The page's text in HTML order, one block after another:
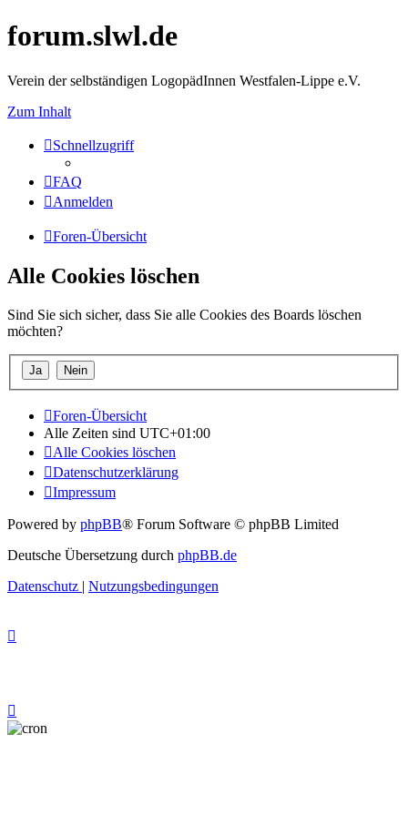
forum.slwl.de
Verein der selbständigen LogopädInnen Westfalen-Lippe e.V.
Zum Inhalt
Schnellzugriff
FAQ
Anmelden
Foren-Übersicht
Alle Cookies löschen
Sind Sie sich sicher, dass Sie alle Cookies des Boards löschen
möchten?
Foren-Übersicht
Alle Zeiten sind UTC+01:00
Alle Cookies löschen
Datenschutzerklärung
Impressum
Powered by phpBB® Forum Software © phpBB Limited
Deutsche Übersetzung durch phpBB.de
Datenschutz | Nutzungsbedingungen